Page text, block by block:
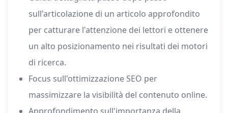
sull'articolazione di un articolo approfondito
per catturare l'attenzione dei lettori e ottenere
un alto posizionamento nei risultati dei motori
di ricerca.
Focus sull'ottimizzazione SEO per
massimizzare la visibilità del contenuto online.